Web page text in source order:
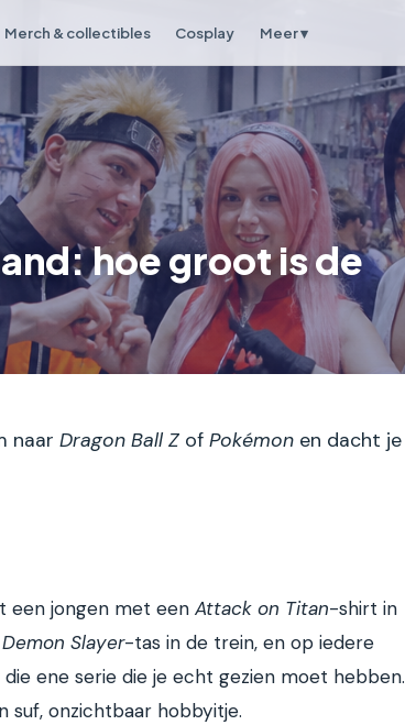
Merch & collectibles Cosplay Meer ▾
hoe groot is de
naar Dragon Ball Z of Pokémon en dacht je
een jongen met een Attack on Titan-shirt in
Demon Slayer-tas in de trein, en op iedere
ene serie die je echt gezien moet hebben.
suf, onzichtbaar hobbyitje.